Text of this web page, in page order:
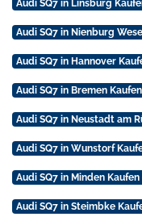
Audi SQ7 in Linsburg
Audi SQ7 in Nienburg
Audi SQ7 in Hannover
Audi SQ7 in Bremen
Audi SQ7 in Neustadt am
Audi SQ7 in Wunstorf
Audi SQ7 in Minden
Audi SQ7 in Steimbke